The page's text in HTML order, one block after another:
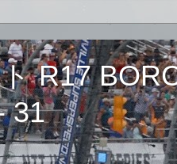
R17
31